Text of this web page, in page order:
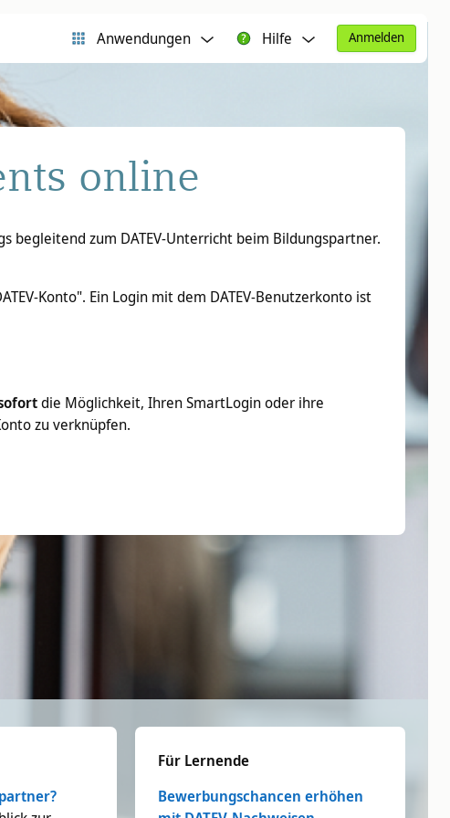
Anwendungen Hilfe Anmelden
online
begleitend zum DATEV-Unterricht beim Bildungspartner.
Konto". Ein Login mit dem DATEV-Benutzerkonto ist
die Möglichkeit, Ihren SmartLogin oder ihre
zu verknüpfen.
Für Lernende
Bewerbungschancen erhöhen